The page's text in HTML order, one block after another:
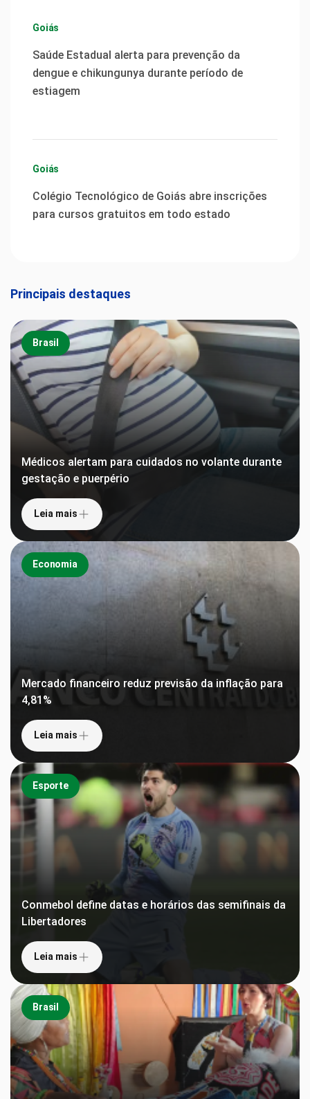
Goiás
Saúde Estadual alerta para prevenção da
dengue e chikungunya durante período de
estiagem
Goiás
Colégio Tecnológico de Goiás abre inscrições
para cursos gratuitos em todo estado
Principais destaques
Brasil
Médicos alertam para cuidados no volante durante
gestação e puerpério
Leia mais
Economia
Mercado financeiro reduz previsão da inflação para
4,81%
Leia mais
Esporte
Conmebol define datas e horários das semifinais da
Libertadores
Leia mais
Brasil